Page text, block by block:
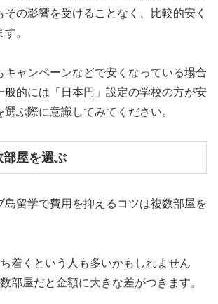
その影響を受けることなく、比較的安く
。
キャンペーンなどで安くなっている場合
般的には「日本円」設定の学校の方が安
ぶ際に意識してみてください。
屋を選ぶ
島留学で費用を抑えるコツは複数部屋を
着くという人も多いかもしれません
部屋だと金額に大きな差がつきます。